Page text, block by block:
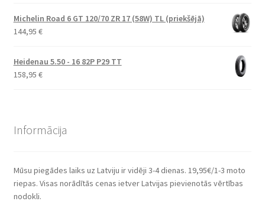
Michelin Road 6 GT 120/70 ZR 17 (58W) TL (priekšējā)
144,95 €
Heidenau 5.50 - 16 82P P29 TT
158,95 €
Informācija
Mūsu piegādes laiks uz Latviju ir vidēji 3-4 dienas. 19,95€/1-3 moto
riepas. Visas norādītās cenas ietver Latvijas pievienotās vērtības
nodokli.